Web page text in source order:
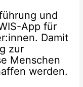
und
App für
Damit
zur
Menschen
werden.